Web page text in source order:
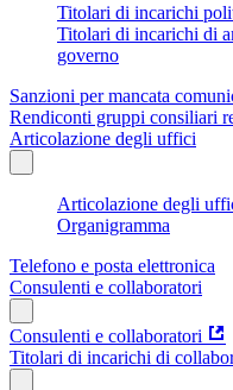
Titolari di incarichi
Titolari di incarichi di
governo
Sanzioni per mancata
Rendiconti gruppi consiliari
Articolazione degli uffici
Articolazione degli
Organigramma
Telefono e posta elettronica
Consulenti e collaboratori
Consulenti e collaboratori
Titolari di incarichi di